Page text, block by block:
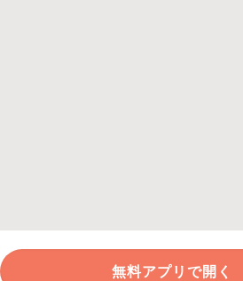
無料アプリで開く